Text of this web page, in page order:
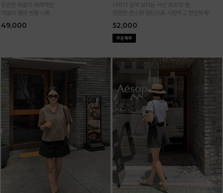
은은한 비침이 매력적인
데일리 썸머 반팔 니트
49,000
다리가 길어 보이는 사선 부츠컷 핏
쫀쫀한 면스판 원단으로 시원하고 편안하게!
52,000